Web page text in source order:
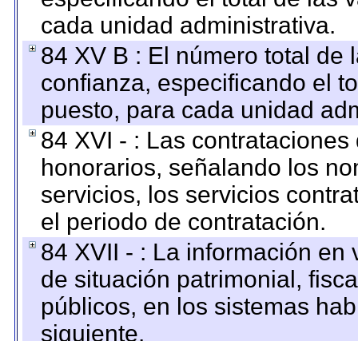
cada unidad administrativa.
84 XV B : El número total de
confianza, especificando el
puesto, para cada unidad
84 XVI - : Las
honorarios, señalando los
servicios, los servicios
el periodo de contratación.
84 XVII - : La información
de situación patrimonial,
públicos, en los sistemas
siguiente.